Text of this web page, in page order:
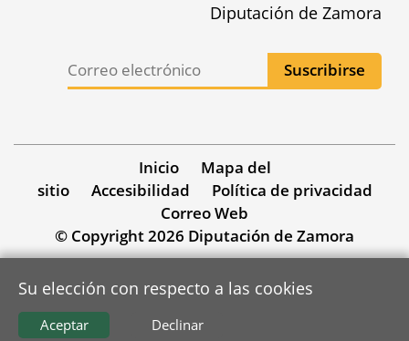
Diputación de Zamora
Inicio
Mapa del
sitio
Accesibilidad
Política de privacidad
Correo Web
© Copyright 2026 Diputación de Zamora
Su elección con respecto a las cookies
Declinar
Aceptar